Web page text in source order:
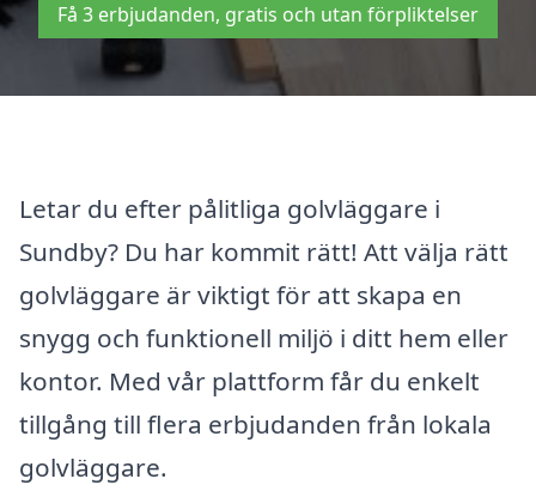
Få 3 erbjudanden, gratis och utan förpliktelser
Letar du efter pålitliga golvläggare i
Sundby? Du har kommit rätt! Att välja rätt
golvläggare är viktigt för att skapa en
snygg och funktionell miljö i ditt hem eller
kontor. Med vår plattform får du enkelt
tillgång till flera erbjudanden från lokala
golvläggare.